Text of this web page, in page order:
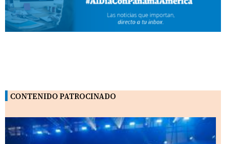
CONTENIDO PATROCINADO